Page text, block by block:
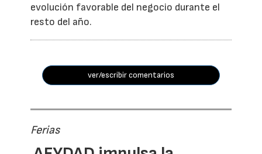
evolución favorable del negocio durante el
resto del año.
ver/escribir comentarios
Ferias